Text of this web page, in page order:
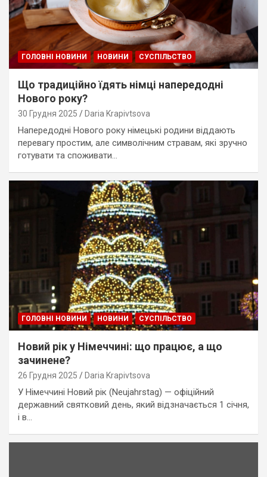
ГОЛОВНІ НОВИНИ НОВИНИ СУСПІЛЬСТВО
Що традиційно їдять німці напередодні
Нового року?
30 Грудня 2025 Daria Krapivtsova
Напередодні Нового року німецькі родини віддають
перевагу простим, але символічним стравам, які зручно
готувати та споживати…
ГОЛОВНІ НОВИНИ НОВИНИ СУСПІЛЬСТВО
Новий рік у Німеччині: що працює, а що
зачинене?
26 Грудня 2025 Daria Krapivtsova
У Німеччині Новий рік (Neujahrstag) — офіційний
державний святковий день, який відзначається 1 січня,
і в…